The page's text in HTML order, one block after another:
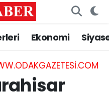
Ekonomi